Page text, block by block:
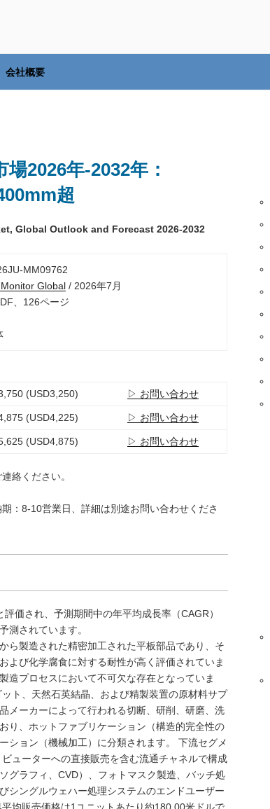
会社概要
2026年-2032年：
超
Global Outlook and Forecast 2026-2032
MM09762
Global/ 2026年7月
、126ページ
(USD3,250) ▷ お問い合わせ
(USD4,225) ▷ お問い合わせ
(USD4,875) ▷ お問い合わせ
絡ください。
：8-10営業日、詳細は別途お問い合わせくださ
価され、予測期間中の年平均成長率（CAGR）
測されています。
ら製造された精密加工された平板部品であり、そ
よび化学腐食に対する耐性が高く評価されていま
造プロセスにおいて不可欠な存在となっていま
ト、天然石英結晶、および精製装置の原材料サプ
メーカーによって行われる切断、研削、研磨、洗
り、ホットファブリケーション（構造的完全性の
ション（機械加工）に分類されます。 下流セグメ
ューターへの直接販売を含む流通チャネルで構成
グラフィ、CVD）、フォトマスク製造、バッチ処
シングルウェハー処理システムのエンドユーザー